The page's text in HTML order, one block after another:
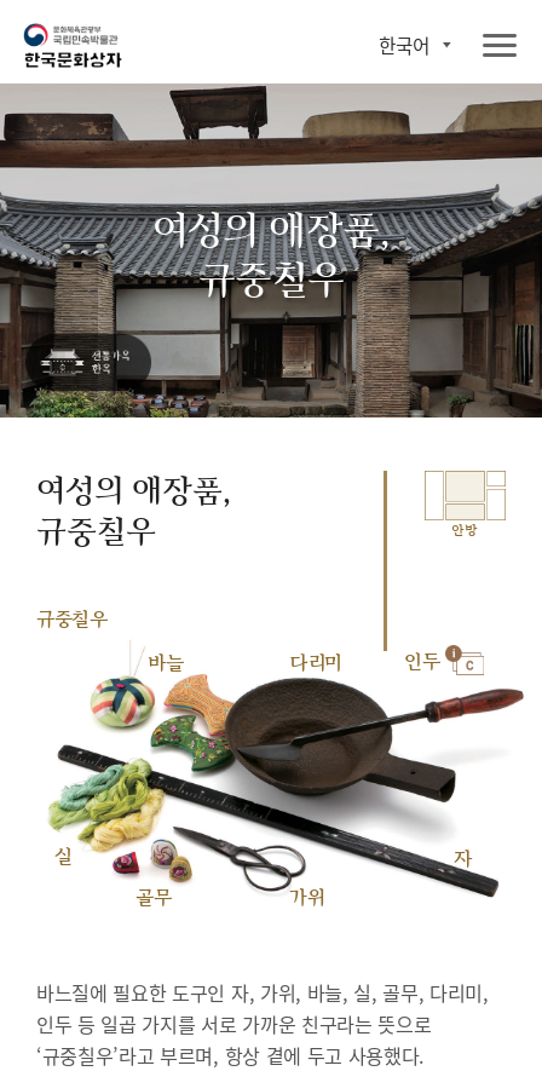
한국어
여성의 애장품,
규중칠우
여성의 애장품,
규중칠우
안방
규중칠우
바늘
다리미 인두
실
골무
가위
자
바느질에 필요한 도구인 자, 가위, 바늘, 실, 골무, 다리미,
인두 등 일곱 가지를 서로 가까운 친구라는 뜻으로
‘규중칠우’라고 부르며, 항상 곁에 두고 사용했다.